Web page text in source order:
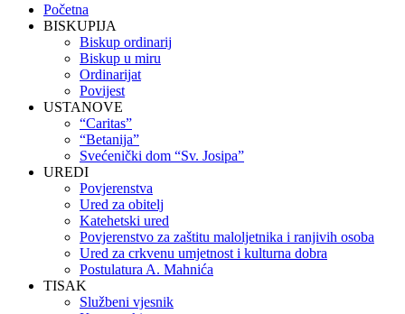
Primary
Menu
Skip
Početna
BISKUPIJA
Biskup ordinarij
Biskup u miru
Ordinarijat
Povijest
USTANOVE
“Caritas”
“Betanija”
Svećenički dom “Sv. Josipa”
UREDI
Povjerenstva
Ured za obitelj
Katehetski ured
Povjerenstvo za zaštitu maloljetnika i ranjivih osoba
Ured za crkvenu umjetnost i kulturna dobra
Postulatura A. Mahnića
TISAK
Službeni vjesnik